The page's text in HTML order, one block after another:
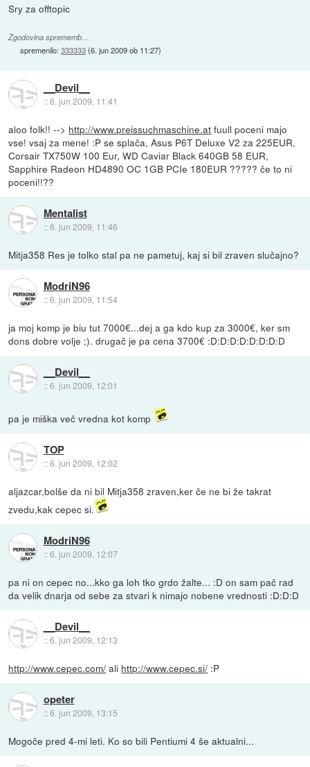
Sry za offtopic
Zgodovina sprememb…
spremenilo:333333(6. jun 2009 ob 11:27)
__Devil__
::6. jun 2009, 11:41
aloo folk!! --> http://www.preissuchmaschine.at fuull poceni majo
vse! vsaj za mene! :P se splača, Asus P6T Deluxe V2 za 225EUR,
Corsair TX750W 100 Eur, WD Caviar Black 640GB 58 EUR,
Sapphire Radeon HD4890 OC 1GB PCIe 180EUR ????? če to ni
poceni!!??
Mentalist
::6. jun 2009, 11:46
Mitja358 Res je tolko stal pa ne pametuj, kaj si bil zraven slučajno?
ModriN96
::6. jun 2009, 11:54
ja moj komp je biu tut 7000€...dej a ga kdo kup za 3000€, ker sm
dons dobre volje ;). drugač je pa cena 3700€ :D:D:D:D:D:D:D:D
__Devil__
::6. jun 2009, 12:01
pa je miška več vredna kot komp
TOP
::6. jun 2009, 12:02
aljazcar,bolše da ni bil Mitja358 zraven,ker če ne bi že takrat
zvedu,kak cepec si.
ModriN96
::6. jun 2009, 12:07
pa ni on cepec no...kko ga loh tko grdo žalte... :D on sam pač rad
da velik dnarja od sebe za stvari k nimajo nobene vrednosti :D:D:D
__Devil__
::6. jun 2009, 12:13
http://www.cepec.com/ ali http://www.cepec.si/ :P
opeter
::6. jun 2009, 13:15
Mogoče pred 4-mi leti. Ko so bili Pentiumi 4 še aktualni...